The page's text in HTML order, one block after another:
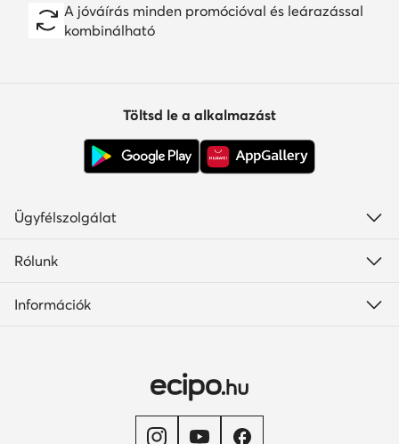
A jóváírás minden promócióval és leárazással
kombinálható
Töltsd le a alkalmazást
Ügyfélszolgálat
Rólunk
Információk